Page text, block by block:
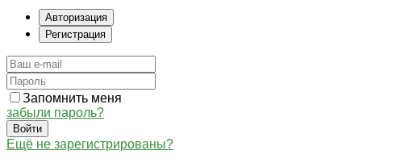
Авторизация
Регистрация
Запомнить меня
забыли пароль?
Войти
Ещё не зарегистрированы?